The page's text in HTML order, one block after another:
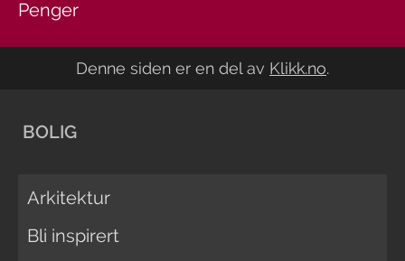
Penger
Denne siden er en del av Klikk.no.
BOLIG
Arkitektur
Bli inspirert